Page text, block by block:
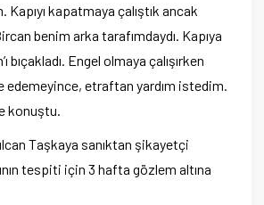
kapatmaya çalıştık ancak
benim arka tarafımdaydı. Kapıya
Engel olmaya çalışırken
edemeyince, etraftan yardım istedim.
konuştu.
Taşkaya sanıktan şikayetçi
tespiti için 3 hafta gözlem altına